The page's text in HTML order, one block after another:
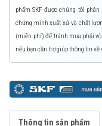
phẩm SKF được chúng tôi
chứng minh xuất xứ và chất
(miễn phí) để tránh mua phải
nếu bạn cần trợ giúp thông tin về
Thông tin sản phẩm